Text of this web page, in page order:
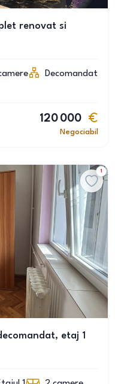
renovat si
Decomandat
120 000
Negociabil
1
etaj 1